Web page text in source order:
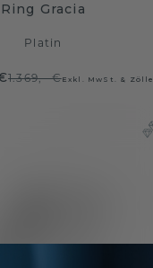
Ring Gracia
Platin
1.369,- €Exkl. MwSt. & Zölle